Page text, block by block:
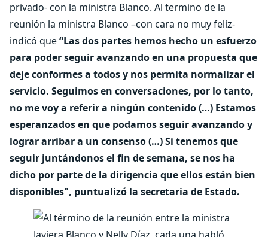
privado- con la ministra Blanco. Al termino de la
reunión la ministra Blanco –con cara no muy feliz-
indicó que“Las dos partes hemos hecho un esfuerzo
para poder seguir avanzando en una propuesta que
deje conformes a todos y nos permita normalizar el
servicio. Seguimos en conversaciones, por lo tanto,
no me voy a referir a ningún contenido (…) Estamos
esperanzados en que podamos seguir avanzando y
lograr arribar a un consenso (…) Si tenemos que
seguir juntándonos el fin de semana, se nos ha
dicho por parte de la dirigencia que ellos están bien
disponibles", puntualizó la secretaria de Estado.